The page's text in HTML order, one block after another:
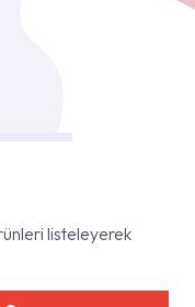
listeleyerek